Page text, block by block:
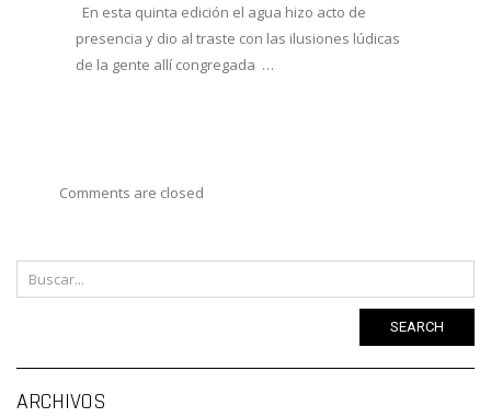
En esta quinta edición el agua hizo acto de
presencia y dio al traste con las ilusiones lúdicas
de la gente allí congregada …
Comments are closed
SEARCH
ARCHIVOS